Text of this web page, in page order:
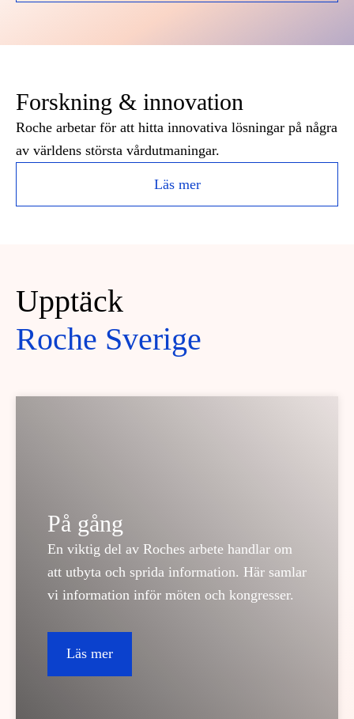
Forskning & innovation
Roche arbetar för att hitta innovativa lösningar på några
av världens största vårdutmaningar.
Läs mer
Upptäck
Roche Sverige
På gång
En viktig del av Roches arbete handlar om
att utbyta och sprida information. Här samlar
vi information inför möten och kongresser.
Läs mer